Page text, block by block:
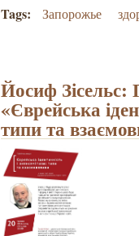
Tags: Запорожье
​Йосиф Зісельс:
«Єврейська
типи та